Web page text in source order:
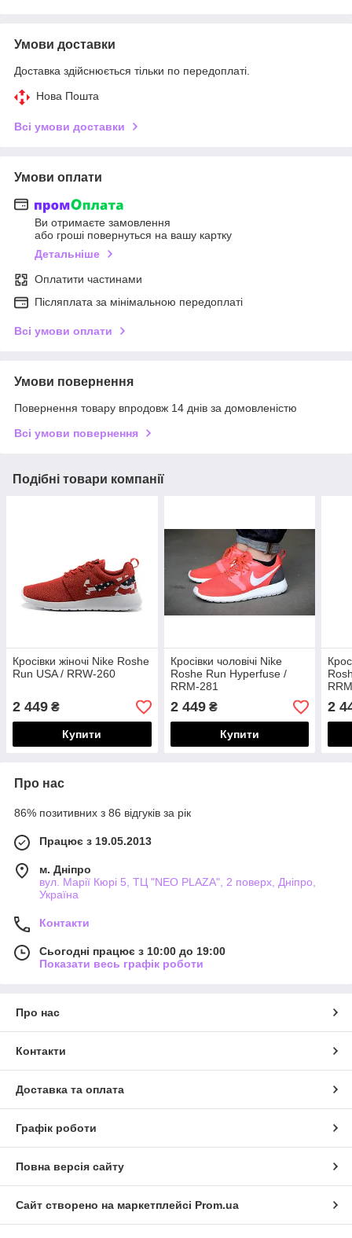
Умови доставки
Доставка здійснюється тільки по передоплаті.
Нова Пошта
Всі умови доставки
Умови оплати
Ви отримаєте замовлення
або гроші повернуться на вашу картку
Детальніше
Оплатити частинами
Післяплата за мінімальною передоплаті
Всі умови оплати
Умови повернення
Повернення товару впродовж 14 днів за домовленістю
Всі умови повернення
Подібні товари компанії
Кросівки жіночі Nike Roshe
Run USA / RRW-260
2 449 ₴
Купити
Кросівки чоловічі Nike
Roshe Run Hyperfuse /
RRM-281
2 449₴
Купити
2
Про нас
86% позитивних з 86 відгуків за рік
Працює з 19.05.2013
м. Дніпро
вул. Марії Кюрі 5, ТЦ "NEO PLAZA", 2 поверх, Дніпро,
Україна
Контакти
Сьогодні працює з 10:00 до 19:00
Показати весь графік роботи
Про нас
Контакти
Доставка та оплата
Графік роботи
Повна версія сайту
Сайт створено на маркетплейсі Prom.ua